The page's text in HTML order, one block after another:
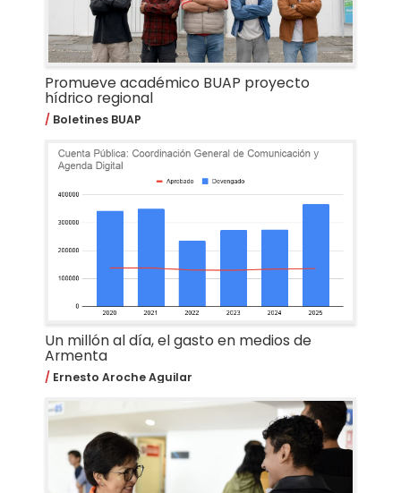
Promueve académico BUAP proyecto
hídrico regional
Boletines BUAP
Un millón al día, el gasto en medios de
Armenta
Ernesto Aroche Aguilar